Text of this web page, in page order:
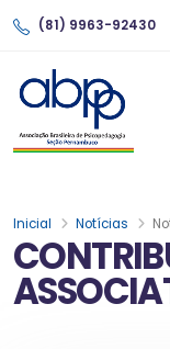
(81) 9963-92430
Inicial Notícias